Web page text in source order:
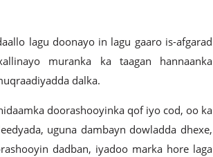
lagu doonayo in lagu gaaro is-afgarad
muranka ka taagan hannaanka
dalka.
doorashooyinka qof iyo cod, oo ka
uguna dambayn dowladda dhexe,
dadban, iyadoo marka hore laga